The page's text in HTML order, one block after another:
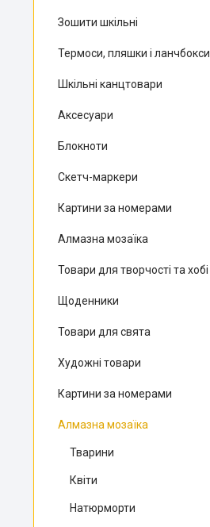
Зошити шкільні
Термоси, пляшки і ланчбокси
Шкільні канцтовари
Аксесуари
Блокноти
Скетч-маркери
Картини за номерами
Алмазна мозаїка
Товари для творчості та хобі
Щоденники
Товари для свята
Художні товари
Картини за номерами
Алмазна мозаїка
Тварини
Квіти
Натюрморти